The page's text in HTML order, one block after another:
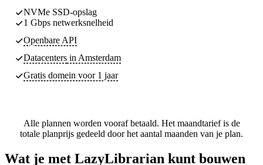
NVMe SSD-opslag
1 Gbps netwerksnelheid
Openbare API
Datacenters in Amsterdam
Gratis domein voor 1 jaar
Alle plannen worden vooraf betaald. Het maandtarief is de
totale planprijs gedeeld door het aantal maanden van je plan.
Wat je met LazyLibrarian kunt bouwen